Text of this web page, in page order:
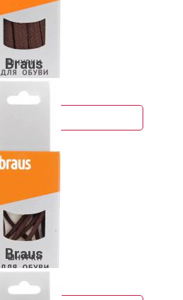
Braus
95 руб.
Braus
86 руб.